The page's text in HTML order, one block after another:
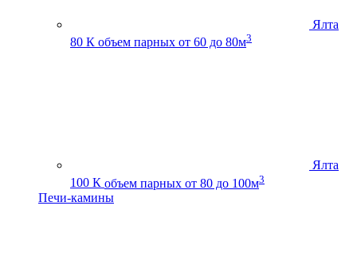
Ялта
80 К объем парных от 60 до 80м3
Ялта
100 К объем парных от 80 до 100м3
Печи-камины